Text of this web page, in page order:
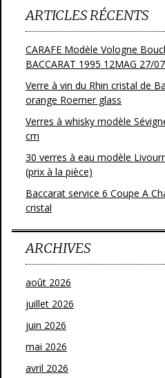
ARTICLES RÉCENTS
CARAFE Modèle Vologne
BACCARAT 1995 12MAG 27/07
Verre à vin du Rhin cristal de
orange Roemer glass
Verres à whisky modèle
cm
30 verres à eau modèle
(prix à la pièce)
Baccarat service 6 Coupe A
cristal
ARCHIVES
août 2026
juillet 2026
juin 2026
mai 2026
avril 2026